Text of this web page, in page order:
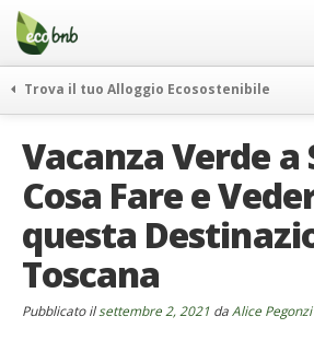
Menu
Salta
contenuto
Offerte Speciali
Regali
FAQ
Chi Siamo
Partner
Contatti
Trova il tuo Alloggio Ecosostenibile
itinerari
curiosità
vivere e viaggiare verde
news ed eventi
ecohotel
Vacanza Verde a
Cosa Fare e
questa
Toscana
Pubblicato ilsettembre 2, 2021 da Alice Pegonzi